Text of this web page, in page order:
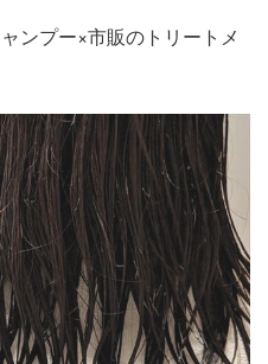
ンプー×市販のトリートメ